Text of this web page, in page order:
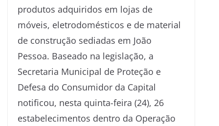
produtos adquiridos em lojas de
móveis, eletrodomésticos e de material
de construção sediadas em João
Pessoa. Baseado na legislação, a
Secretaria Municipal de Proteção e
Defesa do Consumidor da Capital
notificou, nesta quinta-feira (24), 26
estabelecimentos dentro da Operação